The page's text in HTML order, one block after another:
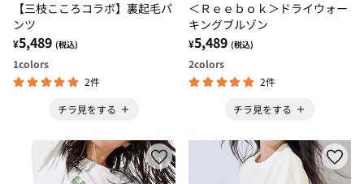
【三枝こころコラボ】裏起毛パ
ンツ
¥5,489 (税込)
1colors
2件
チラ見をする
＜Ｒｅｅｂｏｋ＞ドライウォー
キングブルゾン
¥5,489 (税込)
2colors
2件
チラ見をする